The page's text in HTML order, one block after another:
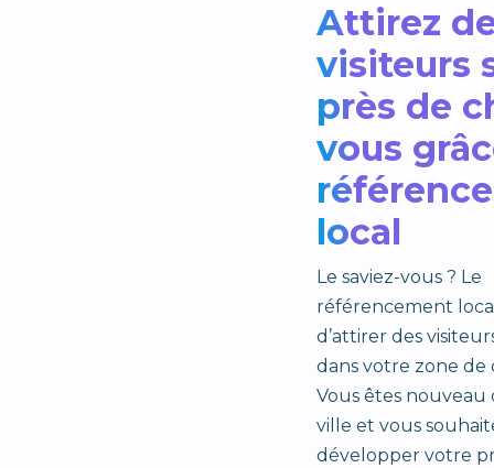
Attirez
visiteurs
près de
vous
local
Le saviez-vous ? Le
référencement
d’attirer des
dans votre zone de
Vous êtes nouveau
ville et vous
développer votre